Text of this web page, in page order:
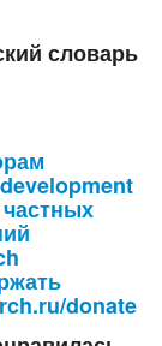
словарь
donate